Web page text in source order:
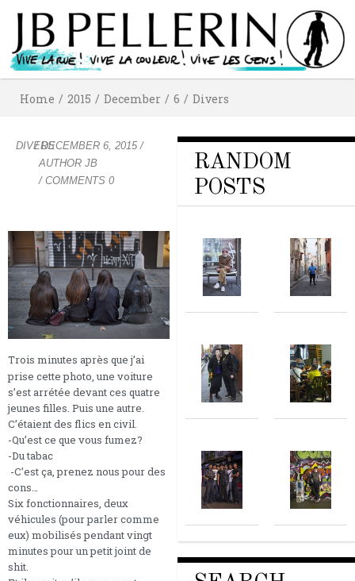
Home / 2015 / December / 6 / Divers
DIVERS
/DECEMBER 6, 2015 /
AUTHORJB
/ COMMENTS 0
Trois minutes après que j’ai
prise cette photo, une voiture
s’est arrétée devant ces quatre
jeunes filles. Puis une autre.
C’étaient des flics en civil.
-Qu’est ce que vous fumez?
-Du tabac
-C’est ça, prenez nous pour des
cons…
Six fonctionnaires, deux
véhicules (pour parler comme
eux) mobilisés pendant vingt
minutes pour un petit joint de
shit.
RANDOM
POSTS